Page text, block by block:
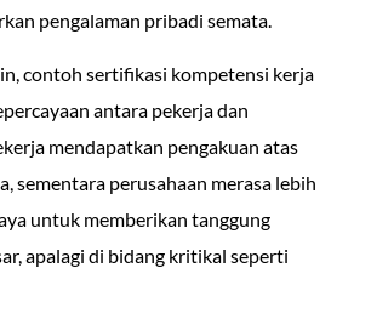
pengalaman pribadi semata.
contoh sertifikasi kompetensi kerja
antara pekerja dan
mendapatkan pengakuan atas
sementara perusahaan merasa lebih
untuk memberikan tanggung
apalagi di bidang kritikal seperti